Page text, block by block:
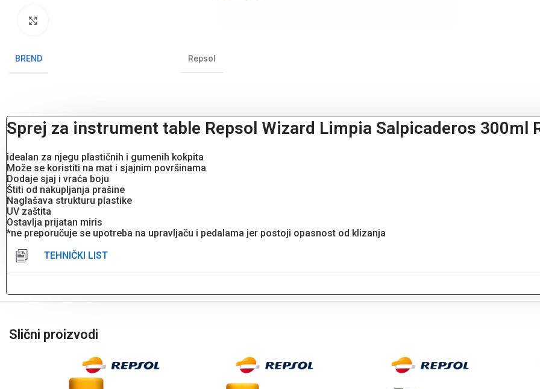
BREND Repsol
Sprej za instrument table Repsol Wizard Limpia Salpicaderos 300ml
idealan za njegu plastičnih i gumenih kokpita
Može se koristiti na mat i sjajnim površinama
Dodaje sjaj i vraća boju
Štiti od nakupljanja prašine
Naglašava strukturu plastike
UV zaštita
Ostavlja prijatan miris
*ne preporučuje se upotreba na upravljaču i pedalama jer postoji opasnost od klizanja
TEHNIČKI LIST
Slični proizvodi